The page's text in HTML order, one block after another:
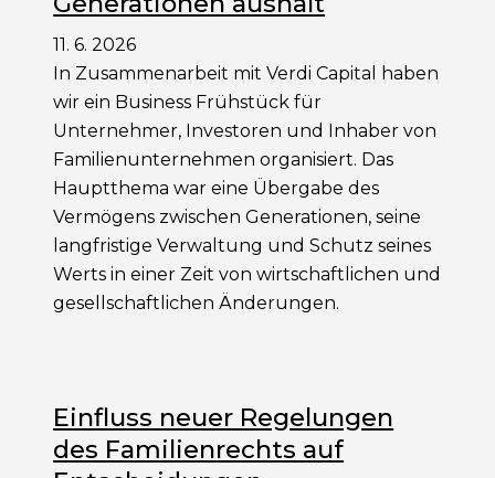
11. 6. 2026
In Zusammenarbeit mit Verdi Capital haben
wir ein Business Frühstück für
Unternehmer, Investoren und Inhaber von
Familienunternehmen organisiert. Das
Hauptthema war eine Übergabe des
Vermögens zwischen Generationen, seine
langfristige Verwaltung und Schutz seines
Werts in einer Zeit von wirtschaftlichen und
gesellschaftlichen Änderungen.
Einfluss neuer Regelungen
des Familienrechts auf